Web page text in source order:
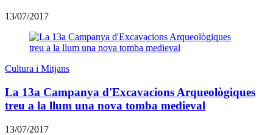
13/07/2017
Cultura i Mitjans
La 13a Campanya d'Excavacions Arqueològiques
treu a la llum una nova tomba medieval
13/07/2017